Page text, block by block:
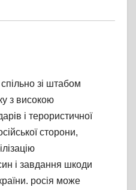
зі штабом
з високою
і терористичної
сторони,
і завдання шкоди
росія може